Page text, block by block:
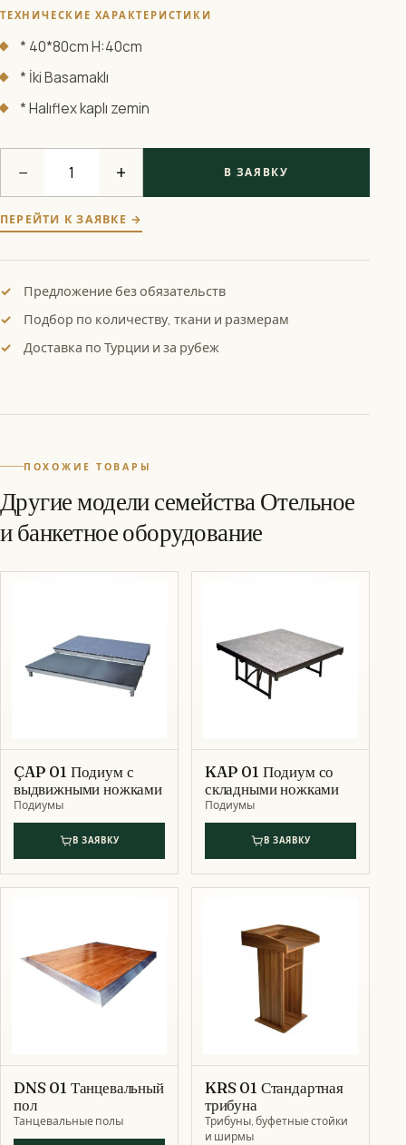
ТЕХНИЧЕСКИЕ ХАРАКТЕРИСТИКИ
* 40*80cm H:40cm
* İki Basamaklı
* Halıflex kaplı zemin
− + В ЗАЯВКУ
ПЕРЕЙТИ К ЗАЯВКЕ →
Предложение без обязательств
Подбор по количеству, ткани и размерам
Доставка по Турции и за рубеж
ПОХОЖИЕ ТОВАРЫ
Другие модели семейства Отельное
и банкетное оборудование
ÇAP 01 Подиум с
выдвижными ножками
Подиумы
В ЗАЯВКУ
KAP 01 Подиум со
складными ножками
Подиумы
В ЗАЯВКУ
DNS 01 Танцевальный
пол
Танцевальные полы
KRS 01 Стандартная
трибуна
Трибуны, буфетные стойки
и ширмы